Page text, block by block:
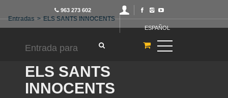
963 273 602
ESPAÑOL
Entradas > ELS SANTS INNOCENTS
Entrada para
ELS SANTS
INNOCENTS